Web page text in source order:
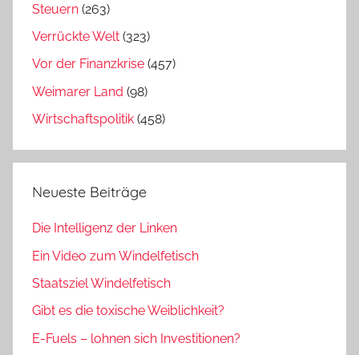
Steuern (263)
Verrückte Welt (323)
Vor der Finanzkrise (457)
Weimarer Land (98)
Wirtschaftspolitik (458)
Neueste Beiträge
Die Intelligenz der Linken
Ein Video zum Windelfetisch
Staatsziel Windelfetisch
Gibt es die toxische Weiblichkeit?
E-Fuels – lohnen sich Investitionen?